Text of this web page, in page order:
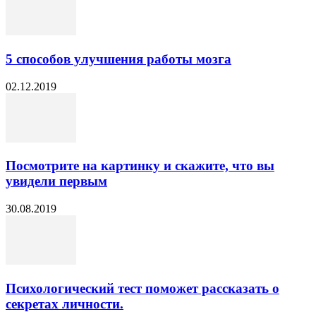
5 способов улучшения работы мозга
02.12.2019
Посмотрите на картинку и скажите, что вы
увидели первым
30.08.2019
Психологический тест поможет рассказать о
секретах личности.